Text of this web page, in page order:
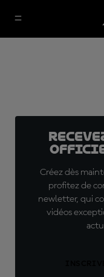
Créez dès
profitez de
newletter, qui
vidéos